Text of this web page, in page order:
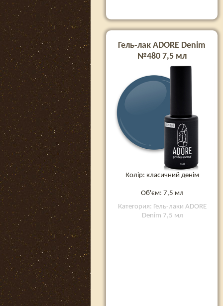
Гель-лак ADORE Denim
№480 7,5 мл
Колір: класичний денім
Об'єм: 7,5 мл
Категория: Гель-лаки ADORE
Denim 7,5 мл